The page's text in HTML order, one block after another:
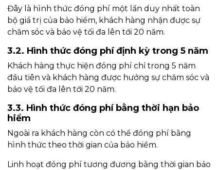
Đây là hình thức đóng phí một lần duy nhất toàn
bộ giá trị của bảo hiểm, khách hàng nhận được sự
chăm sóc và bảo vệ tối đa lên tới 20 năm.
3.2. Hình thức đóng phí định kỳ trong 5 năm
Khách hàng thực hiện đóng phí chỉ trong 5 năm
đầu tiên và khách hàng được hưởng sự chăm sóc và
bảo vệ tối đa lên tới 20 năm.
3.3. Hình thức đóng phí bằng thời hạn bảo
hiểm
Ngoài ra khách hàng còn có thể đóng phí bằng
hình thức theo thời gian của bảo hiểm.
Linh hoạt đóng phí tương đương bằng thời gian bảo